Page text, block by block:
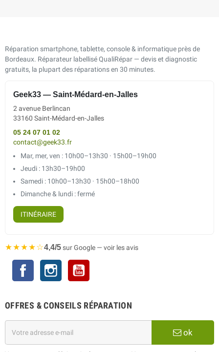
Réparation smartphone, tablette, console & informatique près de
Bordeaux. Réparateur labellisé QualiRépar — devis et diagnostic
gratuits, la plupart des réparations en 30 minutes.
Geek33 — Saint-Médard-en-Jalles
2 avenue Berlincan
33160 Saint-Médard-en-Jalles
05 24 07 01 02
contact@geek33.fr
Mar, mer, ven : 10h00–13h30 · 15h00–19h00
Jeudi : 13h30–19h00
Samedi : 10h00–13h30 · 15h00–18h00
Dimanche & lundi : fermé
ITINÉRAIRE
★★★★☆4,4/5sur Google — voir les avis
Facebook Instagram
OFFRES & CONSEILS RÉPARATION
ok